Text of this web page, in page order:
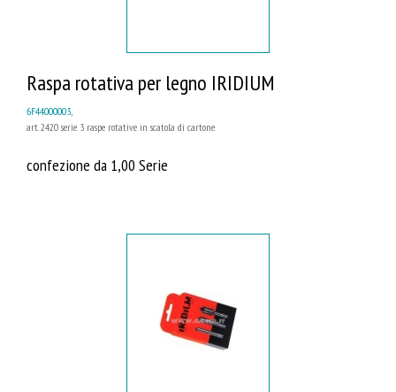
Raspa rotativa per legno IRIDIUM
6F44000003
art. 2420 serie 3 raspe rotative in scatola di cartone
confezione da 1,00 Serie